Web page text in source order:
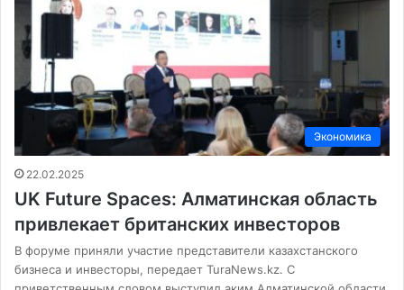
Экономика
22.02.2025
UK Future Spaces: Алматинская область
привлекает британских инвесторов
В форуме приняли участие представители казахстанского
бизнеса и инвесторы, передает TuraNews.kz. С